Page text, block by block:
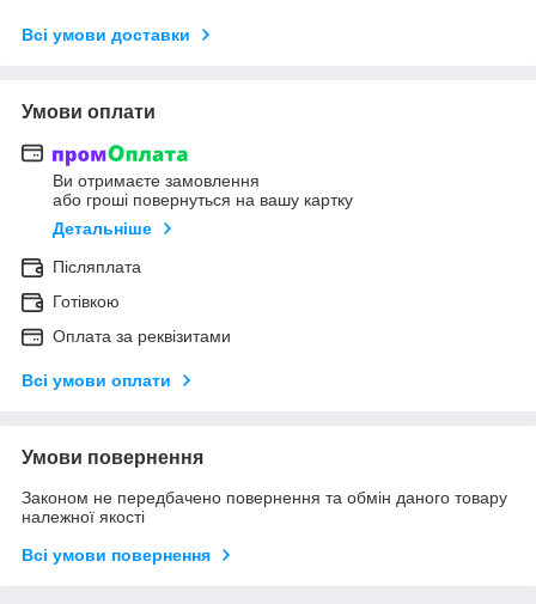
Всі умови доставки
Умови оплати
Ви отримаєте замовлення
або гроші повернуться на вашу картку
Детальніше
Післяплата
Готівкою
Оплата за реквізитами
Всі умови оплати
Умови повернення
Законом не передбачено повернення та обмін даного товару
належної якості
Всі умови повернення